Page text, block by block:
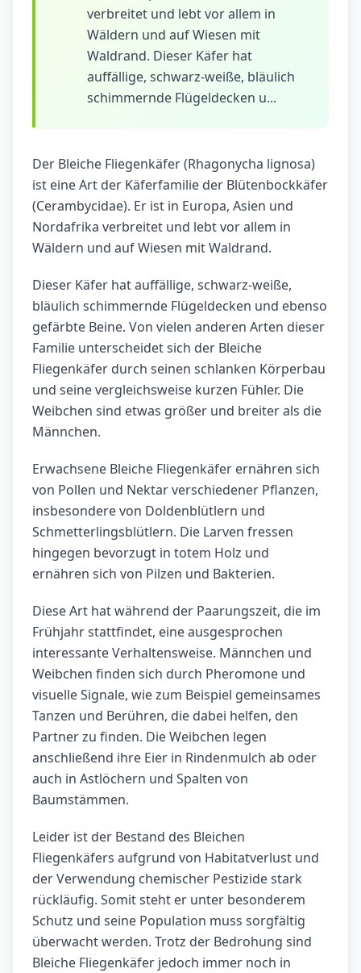
verbreitet und lebt vor allem in
Wäldern und auf Wiesen mit
Waldrand. Dieser Käfer hat
auffällige, schwarz-weiße, bläulich
schimmernde Flügeldecken u...
Der Bleiche Fliegenkäfer (Rhagonycha lignosa)
ist eine Art der Käferfamilie der Blütenbockkäfer
(Cerambycidae). Er ist in Europa, Asien und
Nordafrika verbreitet und lebt vor allem in
Wäldern und auf Wiesen mit Waldrand.
Dieser Käfer hat auffällige, schwarz-weiße,
bläulich schimmernde Flügeldecken und ebenso
gefärbte Beine. Von vielen anderen Arten dieser
Familie unterscheidet sich der Bleiche
Fliegenkäfer durch seinen schlanken Körperbau
und seine vergleichsweise kurzen Fühler. Die
Weibchen sind etwas größer und breiter als die
Männchen.
Erwachsene Bleiche Fliegenkäfer ernähren sich
von Pollen und Nektar verschiedener Pflanzen,
insbesondere von Doldenblütlern und
Schmetterlingsblütlern. Die Larven fressen
hingegen bevorzugt in totem Holz und
ernähren sich von Pilzen und Bakterien.
Diese Art hat während der Paarungszeit, die im
Frühjahr stattfindet, eine ausgesprochen
interessante Verhaltensweise. Männchen und
Weibchen finden sich durch Pheromone und
visuelle Signale, wie zum Beispiel gemeinsames
Tanzen und Berühren, die dabei helfen, den
Partner zu finden. Die Weibchen legen
anschließend ihre Eier in Rindenmulch ab oder
auch in Astlöchern und Spalten von
Baumstämmen.
Leider ist der Bestand des Bleichen
Fliegenkäfers aufgrund von Habitatverlust und
der Verwendung chemischer Pestizide stark
rückläufig. Somit steht er unter besonderem
Schutz und seine Population muss sorgfältig
überwacht werden. Trotz der Bedrohung sind
Bleiche Fliegenkäfer jedoch immer noch in